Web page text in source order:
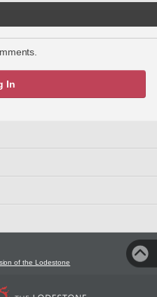
In
of the Lodestone